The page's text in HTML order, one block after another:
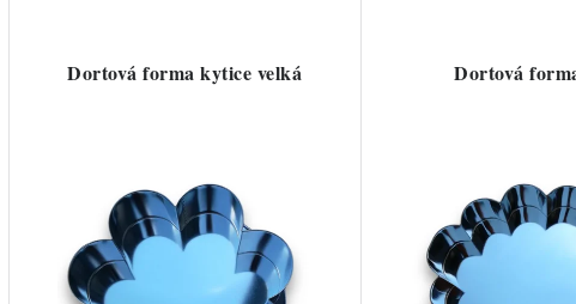
Dortová forma kytice velká Dortová